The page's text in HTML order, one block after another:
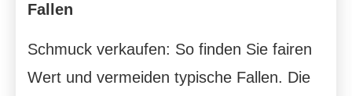
Fallen
Schmuck verkaufen: So finden Sie fairen
Wert und vermeiden typische Fallen. Die